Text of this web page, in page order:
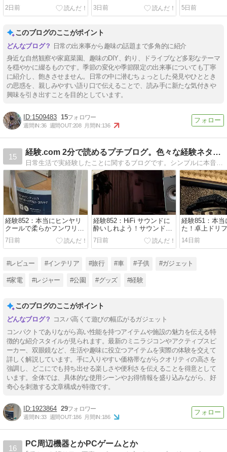
2日前
3日前
5日前
このブログのここがポイント
日常の出来事から趣味の話題まで多角的に紹介
身近な自然観察や家庭菜園、趣味のDIY、釣り、ドライブなど多彩なテーマ
を穏やかに綴るものです。季節の変化や季節限定の出来事についても丁寧
に紹介し、飽きさせません。日常の中に潜むちょっとした発見やひととき
の思惑を、親しみやすい語り口で伝えることで、読み手に新たな気付きや
興味を引き出すことを目的としています。
1509483 15
週間IN:36 週間OUT:208 月間IN:136
15
経験.com 2分で読めるプチブログ。色々な経験ネタ集です！
経験852：本当にヒンヤリ
クールで柔らかフンワリ！
ニトリの「30 ㎜厚手ウレタ
ン入りラグ（Nクール）」
が暑い夏におススメでし
7日前
経験852：HiFi サウンドに
酔いしれよう！サウンドバ
ーも良いけど、HiFiアクテ
ィブスピーカーがカッコい
い！KEF の「coda W」を
紹介します！
7日前
経験851：本当
た！卓上ドリ
コンが小さく
性能だった！
り遊びまくろ
14日前
#レビュー #インテリア #旅行 #車 #子供 #ガジェット
#家電 #レジャー #公園 #グッズ #経験
このブログのここがポイント
コスパ高くて遊びの幅広がるガジェット
コンパクトでありながら高い性能を持つアイテムや施設の魅力を伝える特
徴的な紹介スタイルが見られます。最新のミニラジコンやアクティブスピ
ーカー、双眼鏡など、生活や趣味に役立つアイテムを実際の体験を交えて
詳しく解説しています。手に入りやすい価格帯ながらクオリティの高さを
強調し、どこにでも持ち出せる楽しさや便利さを伝えることを得意として
います。全体では、具体的な使用シーンやお得情報を盛り込みながら、好
奇心を刺激する文章構成が特徴です。
1923864 29
週間IN:33 週間OUT:186 月間IN:186
16
PC周辺機器とかPCゲームとか